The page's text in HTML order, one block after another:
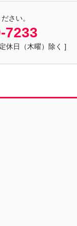
さい。
7233
休日（木曜）除く ]